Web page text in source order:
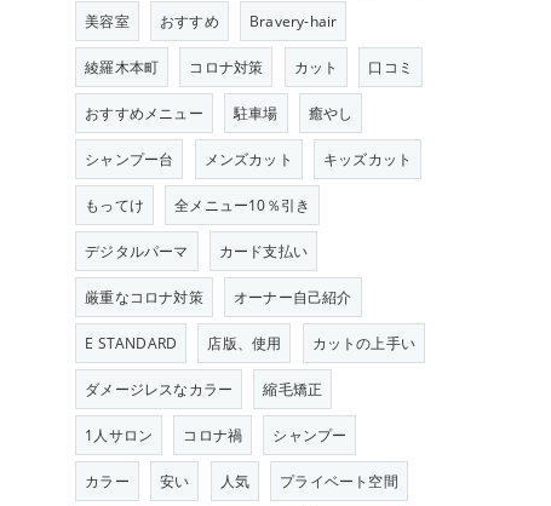
美容室 おすすめ Bravery-hair
綾羅木本町 コロナ対策 カット 口コミ
おすすめメニュー 駐車場 癒やし
シャンプー台 メンズカット キッズカット
もってけ 全メニュー10％引き
デジタルパーマ カード支払い
厳重なコロナ対策 オーナー自己紹介
E STANDARD 店版、使用 カットの上手い
ダメージレスなカラー 縮毛矯正
1人サロン コロナ禍 シャンプー
カラー 安い 人気 プライベート空間